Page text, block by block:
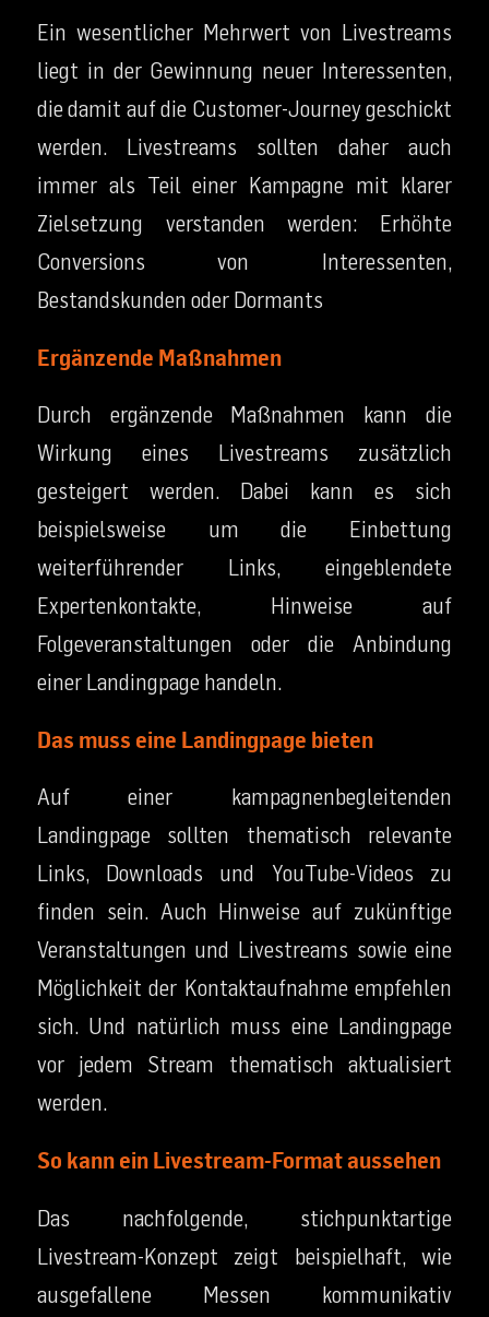
Ein wesentlicher Mehrwert von Livestreams
liegt in der Gewinnung neuer Interessenten,
die damit auf die Customer-Journey geschickt
werden. Livestreams sollten daher auch
immer als Teil einer Kampagne mit klarer
Zielsetzung verstanden werden: Erhöhte
Conversions von Interessenten,
Bestandskunden oder Dormants
Ergänzende Maßnahmen
Durch ergänzende Maßnahmen kann die
Wirkung eines Livestreams zusätzlich
gesteigert werden. Dabei kann es sich
beispielsweise um die Einbettung
weiterführender Links, eingeblendete
Expertenkontakte, Hinweise auf
Folgeveranstaltungen oder die Anbindung
einer Landingpage handeln.
Das muss eine Landingpage bieten
Auf einer kampagnenbegleitenden
Landingpage sollten thematisch relevante
Links, Downloads und YouTube-Videos zu
finden sein. Auch Hinweise auf zukünftige
Veranstaltungen und Livestreams sowie eine
Möglichkeit der Kontaktaufnahme empfehlen
sich. Und natürlich muss eine Landingpage
vor jedem Stream thematisch aktualisiert
werden.
So kann ein Livestream-Format aussehen
Das nachfolgende, stichpunktartige
Livestream-Konzept zeigt beispielhaft, wie
ausgefallene Messen kommunikativ